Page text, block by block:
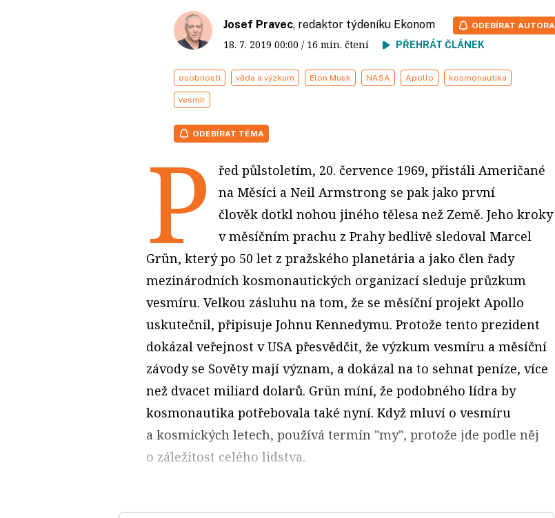
Josef Pravec, redaktor týdeníku Ekonom
18. 7. 2019 00:00 / 16 min. čtení PŘEHRÁT ČLÁNEK
ODEBÍRAT AUTORA
osobnosti věda a výzkum Elon Musk NASA Apollo kosmonautika
vesmír
ODEBÍRAT TÉMA
P
řed půlstoletím, 20. července 1969, přistáli Američané
na Měsíci a Neil Armstrong se pak jako první
člověk dotkl nohou jiného tělesa než Země. Jeho kroky
v měsíčním prachu z Prahy bedlivě sledoval Marcel
Grün, který po 50 let z pražského planetária a jako člen řady
mezinárodních kosmonautických organizací sleduje průzkum
vesmíru. Velkou zásluhu na tom, že se měsíční projekt Apollo
uskutečnil, připisuje Johnu Kennedymu. Protože tento prezident
dokázal veřejnost v USA přesvědčit, že výzkum vesmíru a měsíční
závody se Sověty mají význam, a dokázal na to sehnat peníze, více
než dvacet miliard dolarů. Grün míní, že podobného lídra by
kosmonautika potřebovala také nyní. Když mluví o vesmíru
a kosmických letech, používá termín "my", protože jde podle něj
o záležitost celého lidstva.